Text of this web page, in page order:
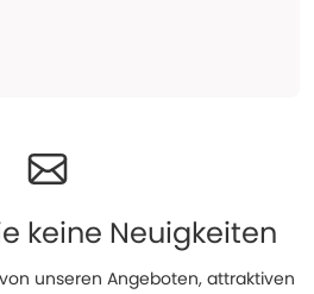
keine Neuigkeiten
unseren Angeboten, attraktiven